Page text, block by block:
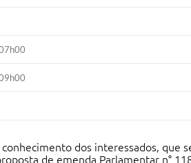
dos interessados,
de emenda Parlamentar n°